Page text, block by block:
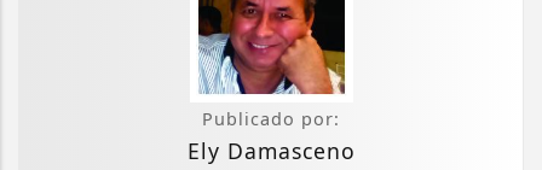
Publicado por:
Ely Damasceno